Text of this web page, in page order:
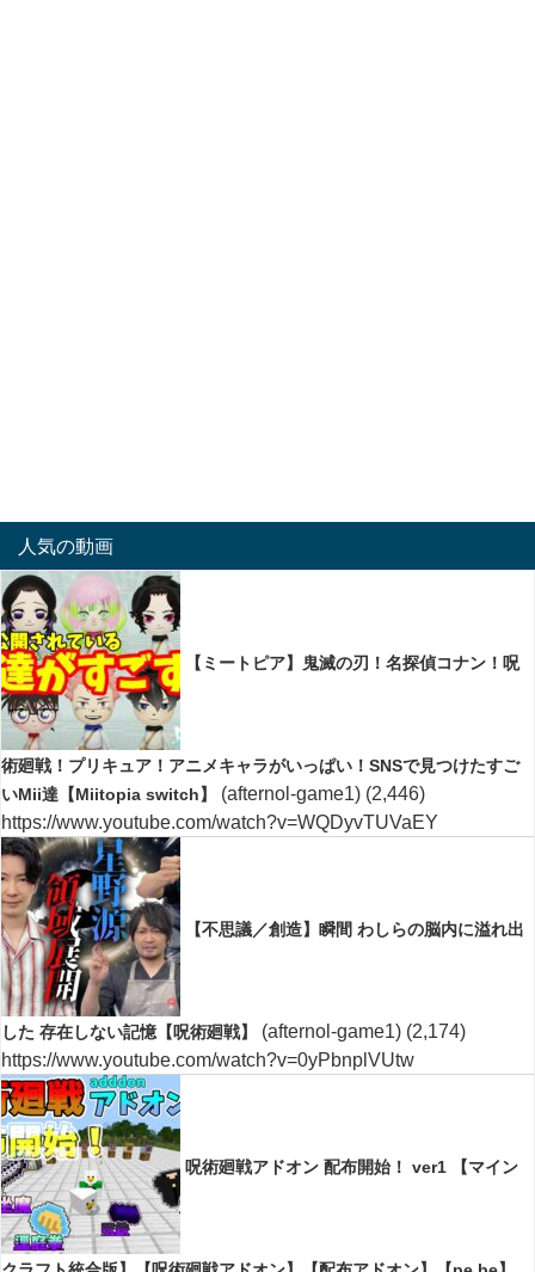
人気の動画
【ミートピア】鬼滅の刃！名探偵コナン！呪
術廻戦！プリキュア！アニメキャラがいっぱい！SNSで見つけたすご
いMii達【Miitopia switch】
(afternol-game1) (2,446)
https://www.youtube.com/watch?v=WQDyvTUVaEY
【不思議／創造】瞬間 わしらの脳内に溢れ出
した 存在しない記憶【呪術廻戦】 (afternol-game1) (2,174)
https://www.youtube.com/watch?v=0yPbnplVUtw
呪術廻戦アドオン 配布開始！ ver1 【マイン